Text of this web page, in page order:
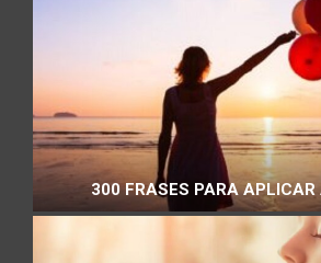
300 FRASES PARA